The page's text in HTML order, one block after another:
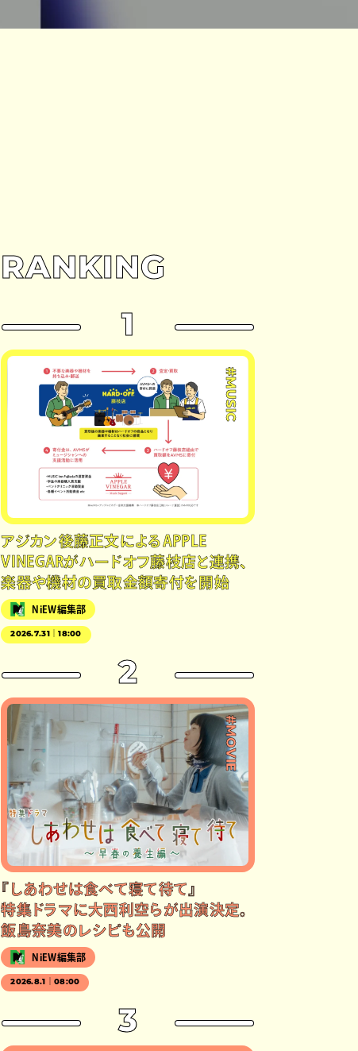
RANKING
1
#MUSIC
アジカン後藤正文によるAPPLE
VINEGARがハードオフ藤枝店と連携、
楽器や機材の買取金額寄付を開始
NiEW編集部
2026.7.31｜18:00
2
#MOVIE
『しあわせは食べて寝て待て』
特集ドラマに大西利空らが出演決定。
飯島奈美のレシピも公開
NiEW編集部
2026.8.1｜08:00
3